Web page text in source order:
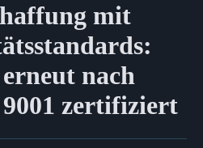
mit
nach
zertifiziert